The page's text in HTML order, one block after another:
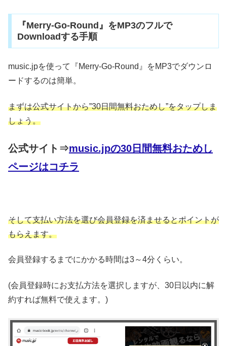
『Merry-Go-Round』をMP3のフルで
Downloadする手順
music.jpを使って『Merry-Go-Round』をMP3でダウンロ
ードするのは簡単。
まずは公式サイトから”30日間無料おためし”をタップしま
しょう。
公式サイト⇒music.jpの30日間無料おためし
ページはコチラ
そして支払い方法を選び会員登録を済ませるとポイントが
もらえます。
会員登録するまでにかかる時間は3～4分くらい。
(会員登録時にお支払方法を選択しますが、30日以内に解
約すれば無料で使えます。)